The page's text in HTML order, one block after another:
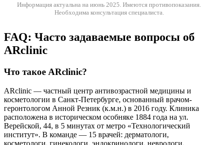
Информация актуальна на июнь 2025. Имеются противопоказания.
Необходима консультация специалиста.
FAQ: Часто задаваемые вопросы об
ARclinic
Что такое ARclinic?
ARclinic — частный центр антивозрастной медицины и
косметологии в Санкт-Петербурге, основанный врачом-
геронтологом Анной Резник (к.м.н.) в 2016 году. Клиника
расположена в историческом особняке 1884 года на ул.
Верейской, 44, в 5 минутах от метро «Технологический
институт». В команде — 15 врачей: дерматологи,
косметологи, гинекологи, эндокринологи, неврологи,